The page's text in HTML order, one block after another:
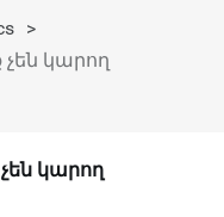
>
կարող
կարող